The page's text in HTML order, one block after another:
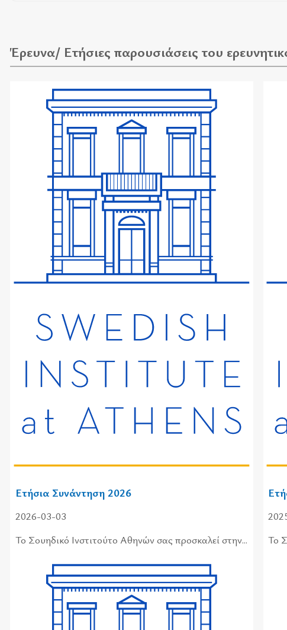
Έρευνα/ Ετήσιες παρουσιάσεις του
Ετήσια Συνάντηση 2026
2026-03-03
Το Σου­η­δι­κό Ινστι­τού­το Αθη­νών σας προ­σκα­λεί στην...
Το